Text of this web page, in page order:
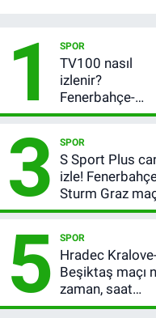
1 SPOR
TV100 nasıl
izlenir?
Fenerbahçe-
Sturm Graz
bilgileri
3 SPOR
S Sport Plus
izle!
Sturm Graz
nasıl izlenir?
5 SPOR
Hradec
Beşiktaş maçı
zaman, saat
kaçta? Şifresiz